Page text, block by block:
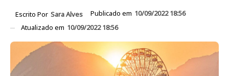
Escrito Por Sara Alves Publicado em 10/09/2022 18:56
Atualizado em 10/09/2022 18:56